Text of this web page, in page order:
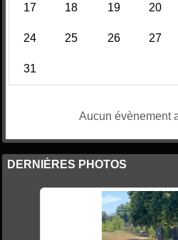
17 18 19 20
24 25 26 27
31
Aucun évènement
DERNIÈRES PHOTOS